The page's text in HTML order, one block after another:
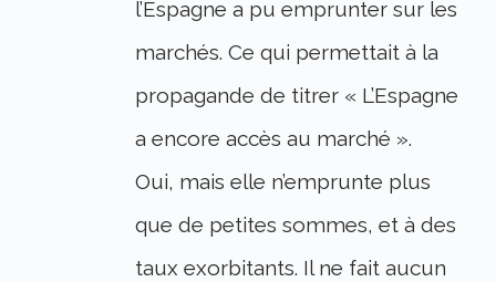
l’Espagne a pu emprunter sur les
marchés. Ce qui permettait à la
propagande de titrer « L’Espagne
a encore accès au marché ».
Oui, mais elle n’emprunte plus
que de petites sommes, et à des
taux exorbitants. Il ne fait aucun